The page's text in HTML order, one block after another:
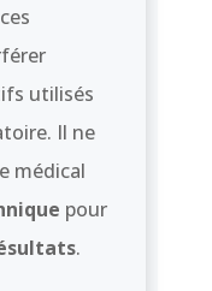
utilisés
Il ne
médical
pour
.